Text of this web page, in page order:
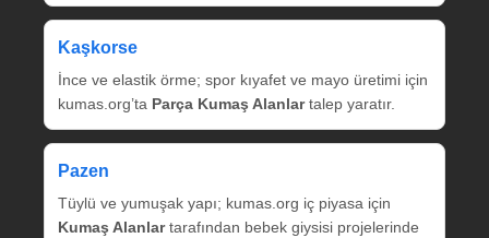
Kaşkorse
İnce ve elastik örme; spor kıyafet ve mayo üretimi için
kumas.org’ta Parça Kumaş Alanlartalep yaratır.
Pazen
Tüylü ve yumuşak yapı; kumas.org iç piyasa için
Kumaş Alanlartarafından bebek giysisi projelerinde